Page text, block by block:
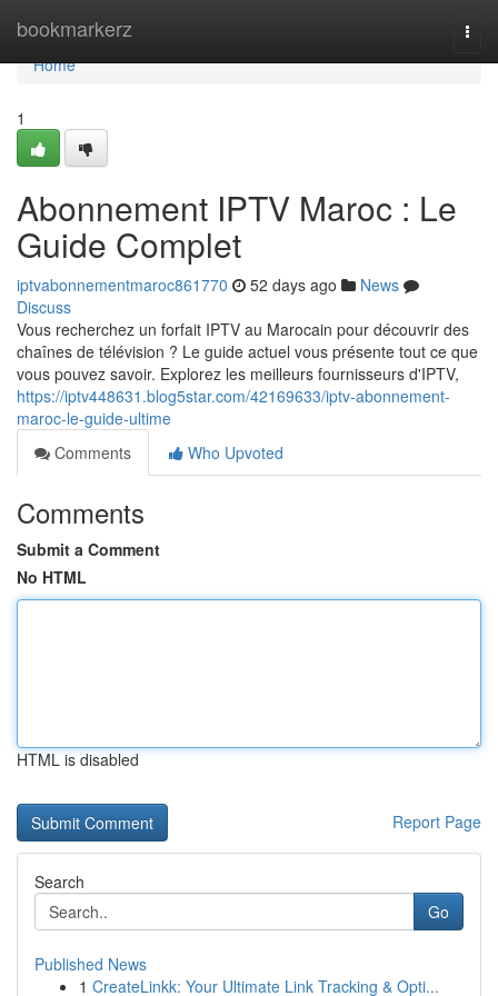
bookmarkerz
Home
Home
1
Abonnement IPTV Maroc : Le
Guide Complet
iptvabonnementmaroc861770 52 days ago
News
Discuss
Vous recherchez un forfait IPTV au Marocain pour découvrir des
chaînes de télévision ? Le guide actuel vous présente tout ce que
vous pouvez savoir. Explorez les meilleurs fournisseurs d'IPTV,
https://iptv448631.blog5star.com/42169633/iptv-abonnement-
maroc-le-guide-ultime
Comments
Who Upvoted
Comments
Submit a Comment
No HTML
HTML is disabled
Report Page
Search
Go
Published News
1 CreateLinkk: Your Ultimate Link Tracking & Opti...